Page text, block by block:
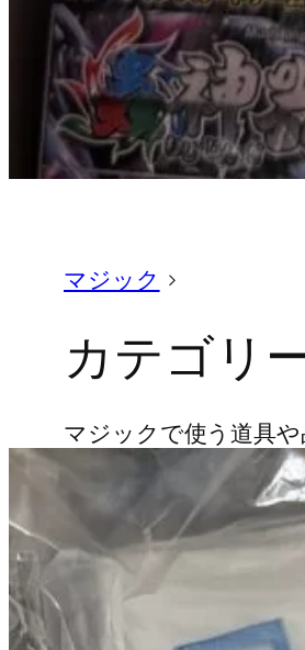
マジック >
カテゴリ
マジックで使う道具